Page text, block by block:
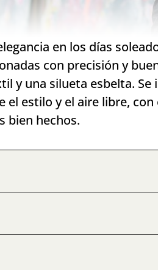
en los días
con precisión y
y una silueta esbelta. Se
el estilo y el aire libre,
bien hechos.